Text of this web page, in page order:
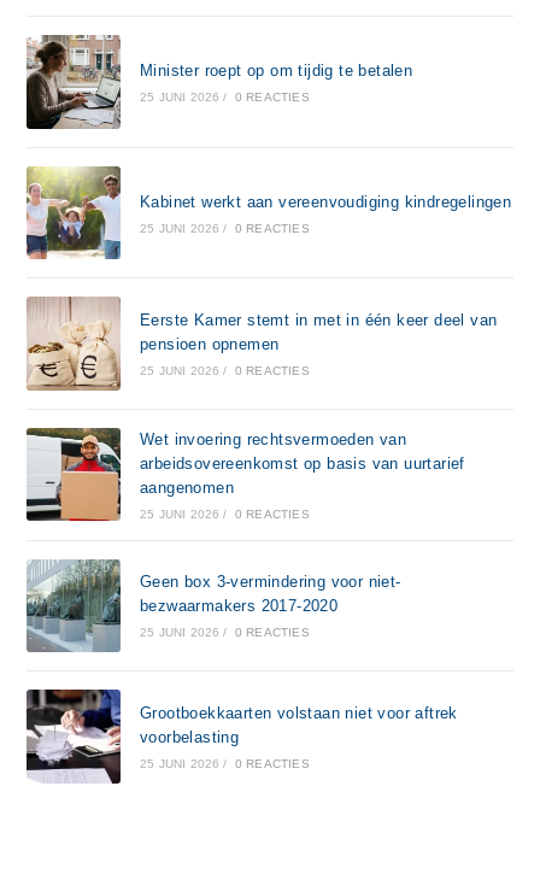
Minister roept op om tijdig te betalen
25 JUNI 2026 / 0 REACTIES
Kabinet werkt aan vereenvoudiging kindregelingen
25 JUNI 2026 / 0 REACTIES
Eerste Kamer stemt in met in één keer deel van
pensioen opnemen
25 JUNI 2026 / 0 REACTIES
Wet invoering rechtsvermoeden van
arbeidsovereenkomst op basis van uurtarief
aangenomen
25 JUNI 2026 / 0 REACTIES
Geen box 3-vermindering voor niet-
bezwaarmakers 2017-2020
25 JUNI 2026 / 0 REACTIES
Grootboekkaarten volstaan niet voor aftrek
voorbelasting
25 JUNI 2026 / 0 REACTIES